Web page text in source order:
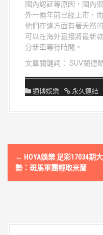
國內認証等原因，國內
外一兩年前已經上市，
他們在這方面有著天然
可以在海外直接將最新
分新車等待時間。
文章關鍵詞： SUV蘭德
通博娛樂 永久連結
文
章
← HOYA娛樂 足彩17034期大
勢：斑馬軍團輕取米蘭